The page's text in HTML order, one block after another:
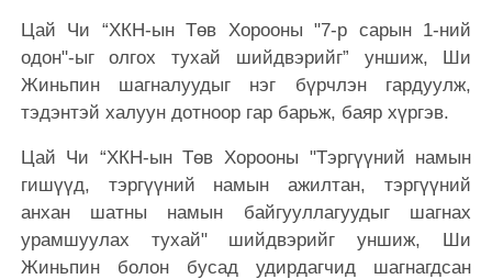
Цай Чи “ХКН-ын Төв Хорооны "7-р сарын 1-ний
одон"-ыг олгох тухай шийдвэрийг” уншиж, Ши
Жиньпин шагналуудыг нэг бүрчлэн гардуулж,
тэдэнтэй халуун дотноор гар барьж, баяр хүргэв.
Цай Чи “ХКН-ын Төв Хорооны "Тэргүүний намын
гишүүд, тэргүүний намын ажилтан, тэргүүний
анхан шатны намын байгууллагуудыг шагнах
урамшуулах тухай" шийдвэрийг уншиж, Ши
Жиньпин болон бусад удирдагчид шагнагдсан